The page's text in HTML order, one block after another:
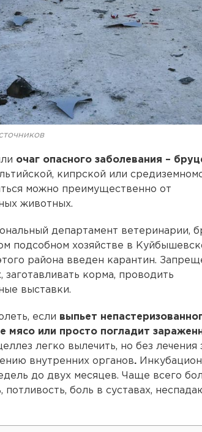
очаг опасного заболевания –
кипрской или
можно преимущественно от
животных.
департамент ветеринарии,
подсобном хозяйстве в
района введен карантин.
заготавливать корма, проводить
выставки.
если выпьет
мясо или просто погладит
легко вылечить, но без лечения
внутренних органов.
до двух месяцев. Чаще всего
потливость, боль в суставах,